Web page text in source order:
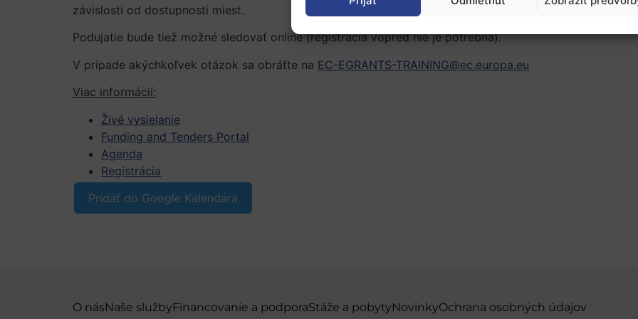
závislosti od dostupnosti miest.
Podujatie bude tiež možné sledovať online (registrácia vopred nie je potrebná).
V prípade akýchkoľvek otázok sa obráťte na EC-EGRANTS-TRAINING@ec.europa.eu
Viac informácií:
Živé vysielanie
Funding and Tenders Portal
Agenda
Registrácia
Pridať do Google Kalendára
O násNaše službyFinancovanie a podporaStáže a pobytyNovinkyOchrana osobných údajov